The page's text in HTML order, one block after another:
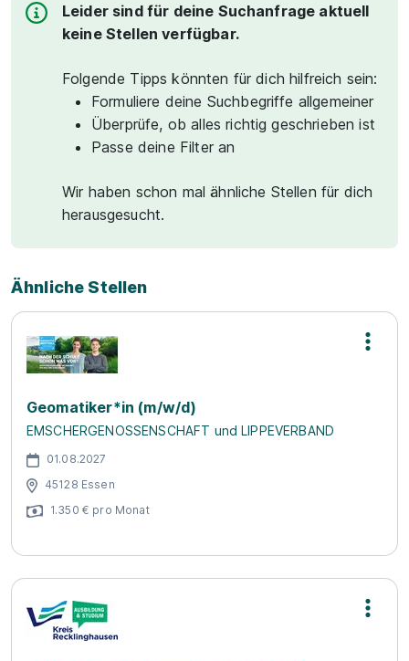
Leider sind für deine Suchanfrage aktuell
keine Stellen verfügbar.
Folgende Tipps könnten für dich hilfreich sein:
Formuliere deine Suchbegriffe allgemeiner
Überprüfe, ob alles richtig geschrieben ist
Passe deine Filter an
Wir haben schon mal ähnliche Stellen für dich
herausgesucht.
Ähnliche Stellen
Geomatiker*in (m/w/d)
EMSCHERGENOSSENSCHAFT und LIPPEVERBAND
01.08.2027
45128 Essen
1.350 € pro Monat